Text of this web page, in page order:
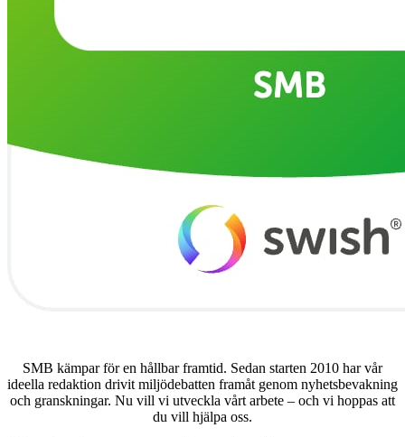
SMB kämpar för en hållbar framtid. Sedan starten 2010 har vår
ideella redaktion drivit miljödebatten framåt genom nyhetsbevakning
och granskningar. Nu vill vi utveckla vårt arbete – och vi hoppas att
du vill hjälpa oss.